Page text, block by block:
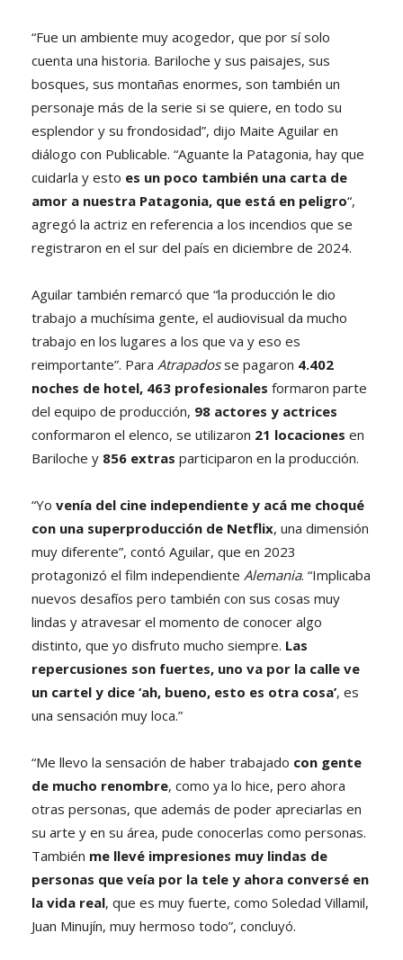
“Fue un ambiente muy acogedor, que por sí solo
cuenta una historia. Bariloche y sus paisajes, sus
bosques, sus montañas enormes, son también un
personaje más de la serie si se quiere, en todo su
esplendor y su frondosidad”, dijo Maite Aguilar en
diálogo con Publicable. “Aguante la Patagonia, hay que
cuidarla y esto es un poco también una carta de
amor a nuestra Patagonia, que está en peligro“,
agregó la actriz en referencia a los incendios que se
registraron en el sur del país en diciembre de 2024.
Aguilar también remarcó que “la producción le dio
trabajo a muchísima gente, el audiovisual da mucho
trabajo en los lugares a los que va y eso es
reimportante”. Para Atrapadosse pagaron 4.402
noches de hotel, 463 profesionales formaron parte
del equipo de producción, 98 actores y actrices
conformaron el elenco, se utilizaron 21 locaciones en
Bariloche y 856 extras participaron en la producción.
“Yo venía del cine independiente y acá me choqué
con una superproducción de Netflix, una dimensión
muy diferente”, contó Aguilar, que en 2023
protagonizó el film independiente Alemania. “Implicaba
nuevos desafíos pero también con sus cosas muy
lindas y atravesar el momento de conocer algo
distinto, que yo disfruto mucho siempre. Las
repercusiones son fuertes, uno va por la calle ve
un cartel y dice ‘ah, bueno, esto es otra cosa’, es
una sensación muy loca.”
“Me llevo la sensación de haber trabajado con gente
de mucho renombre, como ya lo hice, pero ahora
otras personas, que además de poder apreciarlas en
su arte y en su área, pude conocerlas como personas.
También me llevé impresiones muy lindas de
personas que veía por la tele y ahora conversé en
la vida real, que es muy fuerte, como Soledad Villamil,
Juan Minujín, muy hermoso todo”, concluyó.